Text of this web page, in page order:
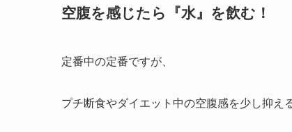
空腹を感じたら『水』を飲む！
定番中の定番ですが、
プチ断食やダイエット中の空腹感を少し抑え